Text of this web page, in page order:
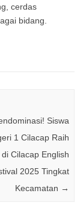
cerdas
bidang.
Siswa
1 Cilacap Raih
Cilacap English
2025 Tingkat
Kecamatan →